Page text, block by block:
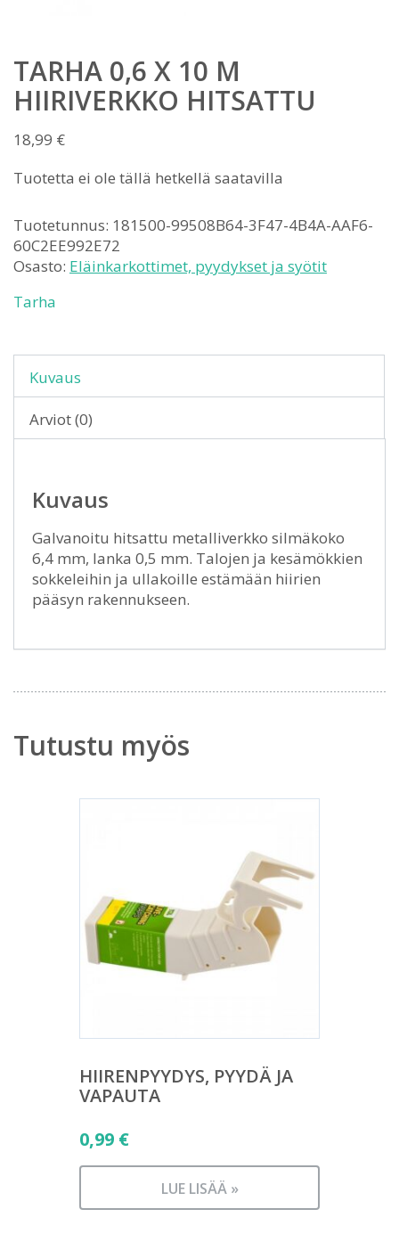
TARHA 0,6 X 10 M
HIIRIVERKKO HITSATTU
18,99 €
Tuotetta ei ole tällä hetkellä saatavilla
Tuotetunnus: 181500-99508B64-3F47-4B4A-AAF6-
60C2EE992E72
Osasto: Eläinkarkottimet, pyydykset ja syötit
Tarha
Kuvaus
Arviot (0)
Kuvaus
Galvanoitu hitsattu metalliverkko silmäkoko
6,4 mm, lanka 0,5 mm. Talojen ja kesämökkien
sokkeleihin ja ullakoille estämään hiirien
pääsyn rakennukseen.
Tutustu myös
HIIRENPYYDYS, PYYDÄ JA
VAPAUTA
0,99 €
LUE LISÄÄ »